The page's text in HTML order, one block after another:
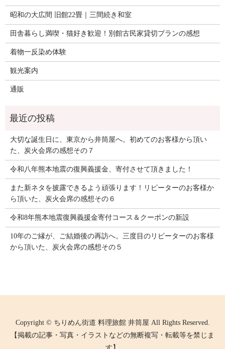
昭和の大広間 旧館22畳｜三間続き和室
田舎暮らし満喫・猫好き歓迎！別館古民家貸切プランの感想
着物一反染め体験
観光案内
通販
大切な誕生日に、東京から井筒屋へ。初めてのお客様から頂い
た、炭火会席の感想その７
令和八年熊本地震の復興義援金、寄付させて頂きました！
また新ネタを披露できるよう頑張ります！リピーターのお客様か
ら頂いた、炭火会席の感想その６
令和8年熊本地震復興義援金寄付コース＆クーポンの新設
10年のご縁が、ご結婚後の再訪へ。三度目のリピーターのお客様
から頂いた、炭火会席の感想その５
Copyright © ちりめん街道 料理旅館 井筒屋 All Rights Reserved.
【掲載の記事・写真・イラストなどの無断複写・転載等を禁じま